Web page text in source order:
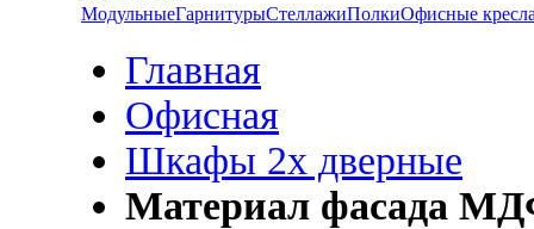
МодульныеГарнитурыСтеллажиПолкиОфисные
Главная
Офисная
Шкафы 2х дверные
Материал фасада